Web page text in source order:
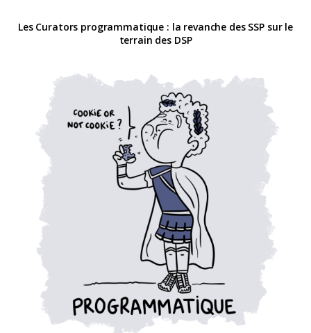
Les Curators programmatique : la revanche des SSP sur le
terrain des DSP